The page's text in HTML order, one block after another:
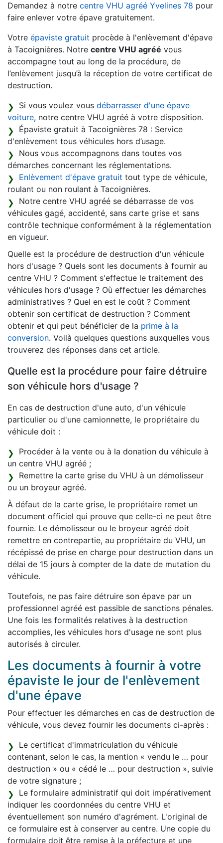
Demandez à notre centre VHU agréé Yvelines 78 pour
faire enlever votre épave gratuitement.
Votre épaviste gratuit procède à l'enlèvement d'épave
à Tacoignières. Notre centre VHU agréé vous
accompagne tout au long de la procédure, de
l’enlèvement jusqu’à la réception de votre certificat de
destruction.
Si vous voulez vous débarrasser d'une épave
voiture, notre centre VHU agréé à votre disposition.
Épaviste gratuit à Tacoignières 78 : Service
d'enlèvement tous véhicules hors d’usage.
Nous vous accompagnons dans toutes vos
démarches concernant les réglementations.
Enlèvement d'épave gratuit tout type de véhicule,
roulant ou non roulant à Tacoignières.
Notre centre VHU agréé se débarrasse de vos
véhicules gagé, accidenté, sans carte grise et sans
contrôle technique conformément à la réglementation
en vigueur.
Quelle est la procédure de destruction d'un véhicule
hors d'usage ? Quels sont les documents à fournir au
centre VHU ? Comment s'effectue le traitement des
véhicules hors d'usage ? Où effectuer les démarches
administratives ? Quel en est le coût ? Comment
obtenir son certificat de destruction ? Comment
obtenir et qui peut bénéficier de la prime à la
conversion. Voilà quelques questions auxquelles vous
trouverez des réponses dans cet article.
Quelle est la procédure pour faire détruire
son véhicule hors d'usage ?
En cas de destruction d'une auto, d'un véhicule
particulier ou d'une camionnette, le propriétaire du
véhicule doit :
Procéder à la vente ou à la donation du véhicule à
un centre VHU agréé ;
Remettre la carte grise du VHU à un démolisseur
ou un broyeur agréé.
À défaut de la carte grise, le propriétaire remet un
document officiel qui prouve que celle-ci ne peut être
fournie. Le démolisseur ou le broyeur agréé doit
remettre en contrepartie, au propriétaire du VHU, un
récépissé de prise en charge pour destruction dans un
délai de 15 jours à compter de la date de mutation du
véhicule.
Toutefois, ne pas faire détruire son épave par un
professionnel agréé est passible de sanctions pénales.
Une fois les formalités relatives à la destruction
accomplies, les véhicules hors d'usage ne sont plus
autorisés à circuler.
Les documents à fournir à votre
épaviste le jour de l'enlèvement
d'une épave
Pour effectuer les démarches en cas de destruction de
véhicule, vous devez fournir les documents ci-après :
Le certificat d'immatriculation du véhicule
contenant, selon le cas, la mention « vendu le … pour
destruction » ou « cédé le … pour destruction », suivie
de votre signature ;
Le formulaire administratif qui doit impérativement
indiquer les coordonnées du centre VHU et
éventuellement son numéro d'agrément. L'original de
ce formulaire est à conserver au centre. Une copie du
formulaire doit être remise à la préfecture et une